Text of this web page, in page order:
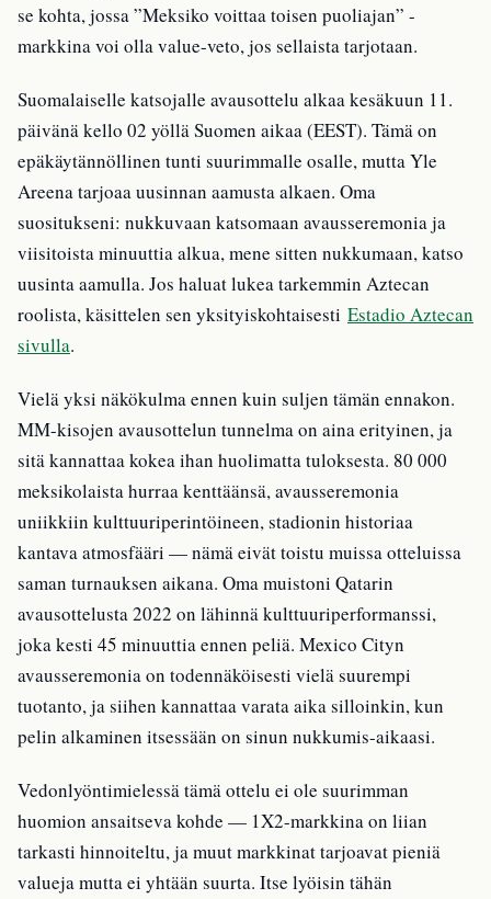
se kohta, jossa ”Meksiko voittaa toisen puoliajan” -
markkina voi olla value-veto, jos sellaista tarjotaan.
Suomalaiselle katsojalle avausottelu alkaa kesäkuun 11.
päivänä kello 02 yöllä Suomen aikaa (EEST). Tämä on
epäkäytännöllinen tunti suurimmalle osalle, mutta Yle
Areena tarjoaa uusinnan aamusta alkaen. Oma
suositukseni: nukkuvaan katsomaan avausseremonia ja
viisitoista minuuttia alkua, mene sitten nukkumaan, katso
uusinta aamulla. Jos haluat lukea tarkemmin Aztecan
roolista, käsittelen sen yksityiskohtaisesti Estadio Aztecan
sivulla.
Vielä yksi näkökulma ennen kuin suljen tämän ennakon.
MM-kisojen avausottelun tunnelma on aina erityinen, ja
sitä kannattaa kokea ihan huolimatta tuloksesta. 80 000
meksikolaista hurraa kenttäänsä, avausseremonia
uniikkiin kulttuuriperintöineen, stadionin historiaa
kantava atmosfääri — nämä eivät toistu muissa otteluissa
saman turnauksen aikana. Oma muistoni Qatarin
avausottelusta 2022 on lähinnä kulttuuriperformanssi,
joka kesti 45 minuuttia ennen peliä. Mexico Cityn
avausseremonia on todennäköisesti vielä suurempi
tuotanto, ja siihen kannattaa varata aika silloinkin, kun
pelin alkaminen itsessään on sinun nukkumis-aikaasi.
Vedonlyöntimielessä tämä ottelu ei ole suurimman
huomion ansaitseva kohde — 1X2-markkina on liian
tarkasti hinnoiteltu, ja muut markkinat tarjoavat pieniä
valueja mutta ei yhtään suurta. Itse lyöisin tähän